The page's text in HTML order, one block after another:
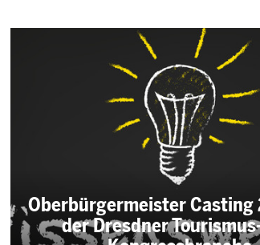
Oberbürgermeister
der Dresdner